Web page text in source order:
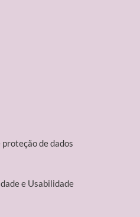
de dados
e Usabilidade